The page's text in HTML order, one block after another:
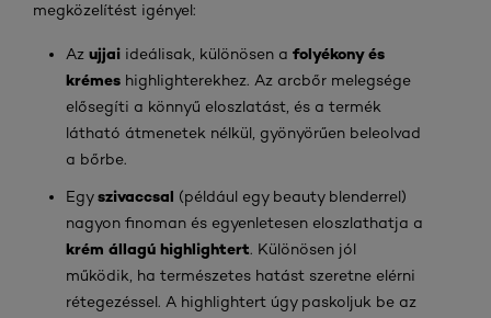
megközelítést igényel:
Az ujjai ideálisak, különösen a folyékony és
krémes highlighterekhez. Az arcbőr melegsége
elősegíti a könnyű eloszlatást, és a termék
látható átmenetek nélkül, gyönyörűen beleolvad
a bőrbe.
Egyszivaccsal (például egy beauty blenderrel)
nagyon finoman és egyenletesen eloszlathatja a
krém állagú highlightert. Különösen jól
működik, ha természetes hatást szeretne elérni
rétegezéssel. A highlightert úgy paskoljuk be az